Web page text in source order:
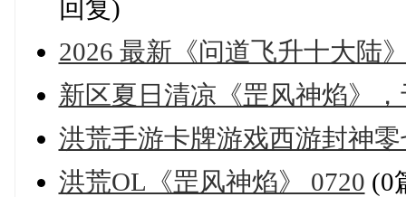
回复)
2026 最新《问道飞升十大陆
新区夏日清凉《罡风神焰》
洪荒手游卡牌游戏西游封神
洪荒OL《罡风神焰》 0720 (0